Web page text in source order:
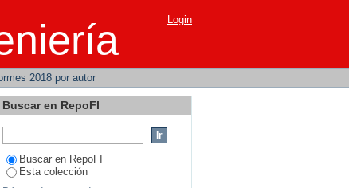
Login
2018 por autor
Buscar en RepoFI
Buscar en RepoFI
Esta colección